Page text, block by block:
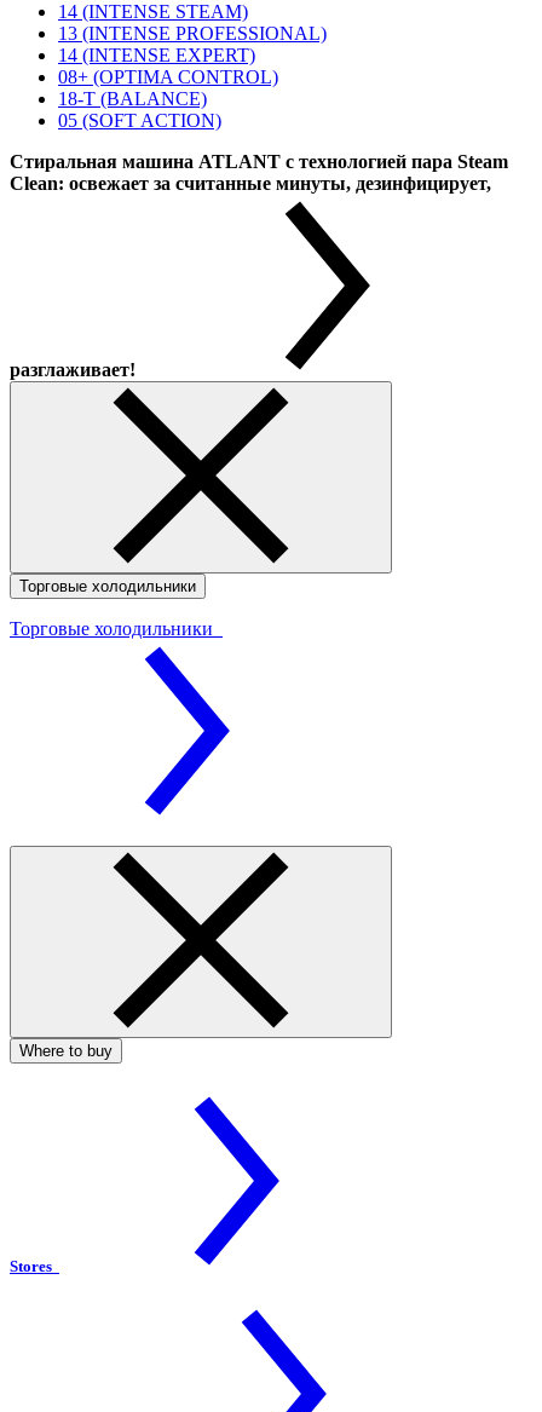
14 (INTENSE STEAM)
13 (INTENSE PROFESSIONAL)
14 (INTENSE EXPERT)
08+ (OPTIMA CONTROL)
18-T (BALANCE)
05 (SOFT ACTION)
Стиральная машина ATLANT с технологией пара Steam
Clean: освежает за считанные минуты, дезинфицирует,
разглаживает!
Торговые холодильники
Торговые холодильники
Where to buy
Stores